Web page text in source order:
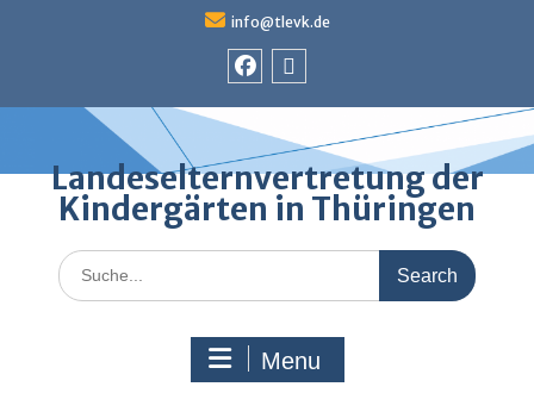
info@tlevk.de
Landeselternvertretung der
Kindergärten in Thüringen
Search
for:
Menu